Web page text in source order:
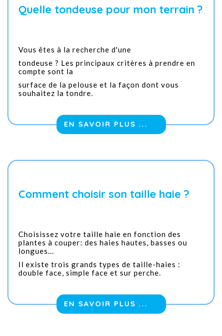
Quelle tondeuse pour mon terrain ?
Vous êtes à la recherche d'une
tondeuse ? Les principaux critères à prendre en
compte sont la
surface de la pelouse et la façon dont vous
souhaitez la tondre.
EN SAVOIR PLUS ...
Comment choisir son taille haie ?
Choisissez votre taille haie en fonction des
plantes à couper: des haies hautes, basses ou
longues...
Il existe trois grands types de taille-haies :
double face, simple face et sur perche.
EN SAVOIR PLUS ...